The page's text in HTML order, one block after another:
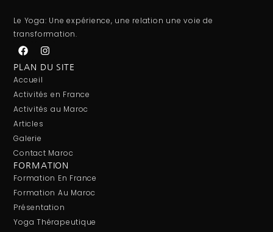
Le Yoga: Une expérience, une relation une voie de
transformation.
PLAN DU SITE
Accueil
Activités en France
Activités au Maroc
Articles
Galerie
Contact Maroc
FORMATION
Formation En France
Formation Au Maroc
Présentation
Yoga Thérapeutique